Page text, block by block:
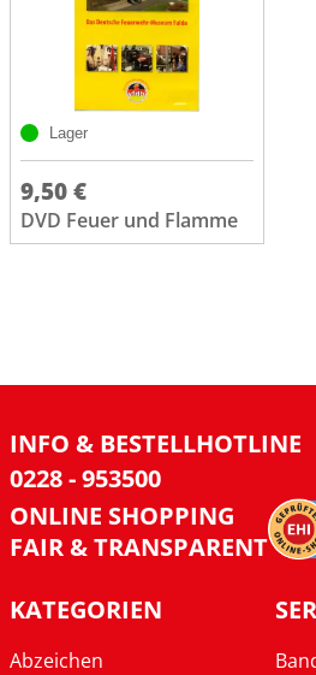
Lager
9,50 €
DVD Feuer und Flamme
INFO & BESTELLHOTLINE
0228 - 953500
ONLINE SHOPPING
FAIR & TRANSPARENT
KATEGORIEN
Abzeichen